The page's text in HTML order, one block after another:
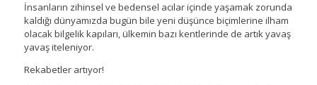
İnsanların zihinsel ve bedensel acılar içinde yaşamak zorunda
kaldığı dünyamızda bugün bile yeni düşünce biçimlerine ilham
olacak bilgelik kapıları, ülkemin bazı kentlerinde de artık yavaş
yavaş iteleniyor.
Rekabetler artıyor!